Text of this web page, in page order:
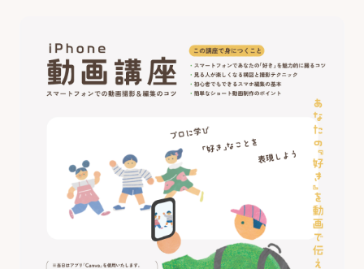
お知らせ・広報誌
はじめまして!